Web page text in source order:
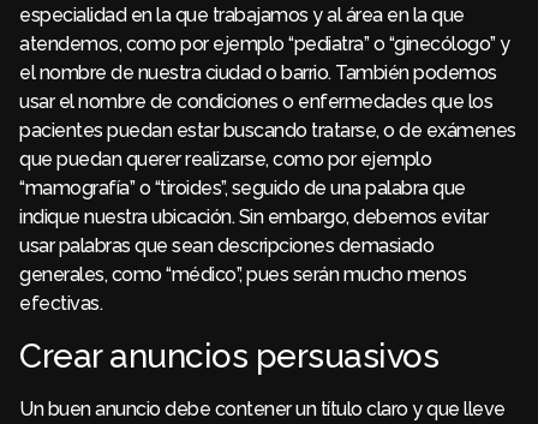
especialidad en la que trabajamos y al área en la que
atendemos, como por ejemplo “pediatra” o “ginecólogo” y
el nombre de nuestra ciudad o barrio. También podemos
usar el nombre de condiciones o enfermedades que los
pacientes puedan estar buscando tratarse, o de exámenes
que puedan querer realizarse, como por ejemplo
“mamografía” o “tiroides”, seguido de una palabra que
indique nuestra ubicación. Sin embargo, debemos evitar
usar palabras que sean descripciones demasiado
generales, como “médico”, pues serán mucho menos
efectivas.
Crear anuncios persuasivos
Un buen anuncio debe contener un título claro y que lleve